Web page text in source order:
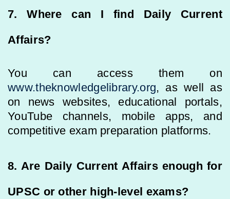
7. Where can I find Daily Current
Affairs?
You can access them on
www.theknowledgelibrary.org, as well as
on news websites, educational portals,
YouTube channels, mobile apps, and
competitive exam preparation platforms.
8. Are Daily Current Affairs enough for
UPSC or other high-level exams?